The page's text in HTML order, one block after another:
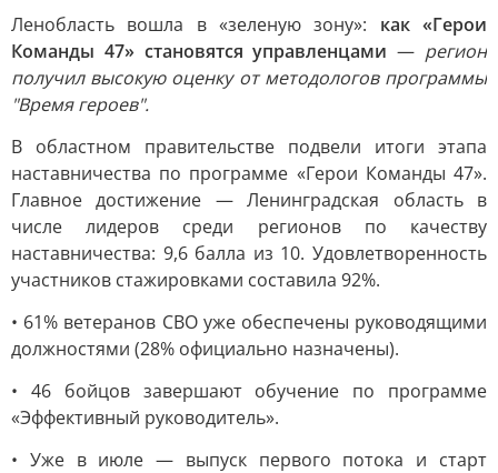
Ленобласть вошла в «зеленую зону»: как «Герои
Команды 47» становятся управленцами— регион
получил высокую оценку от методологов программы
"Время героев".
В областном правительстве подвели итоги этапа
наставничества по программе «Герои Команды 47».
Главное достижение — Ленинградская область в
числе лидеров среди регионов по качеству
наставничества: 9,6 балла из 10. Удовлетворенность
участников стажировками составила 92%.
• 61% ветеранов СВО уже обеспечены руководящими
должностями (28% официально назначены).
• 46 бойцов завершают обучение по программе
«Эффективный руководитель».
• Уже в июле — выпуск первого потока и старт